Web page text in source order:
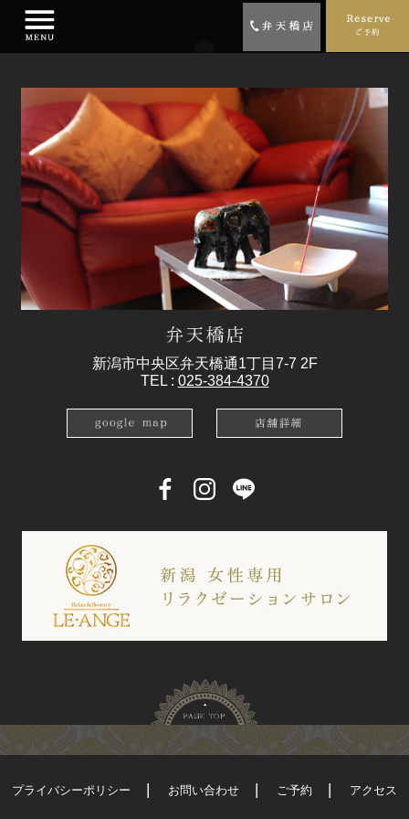
新潟市中央区弁天橋通1丁目7-7 2F
TEL : 025-384-4370
プライバシーポリシー お問い合わせ ご予約 アクセス